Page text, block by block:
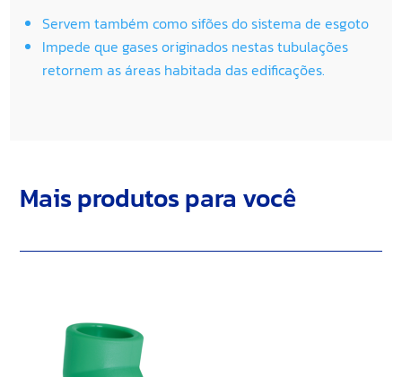
Servem também como sifões do sistema de esgoto
Impede que gases originados nestas tubulações
retornem as áreas habitada das edificações.
Mais produtos para você